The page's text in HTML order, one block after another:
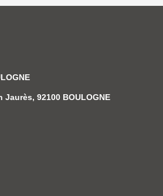
Jaurès, 92100 BOULOGNE